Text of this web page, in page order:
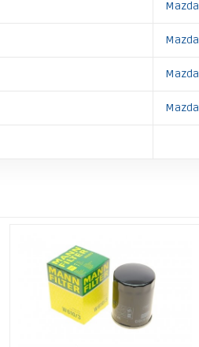
Mazda
Mazda
Mazda
Mazda